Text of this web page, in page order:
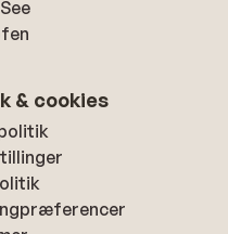
& cookies